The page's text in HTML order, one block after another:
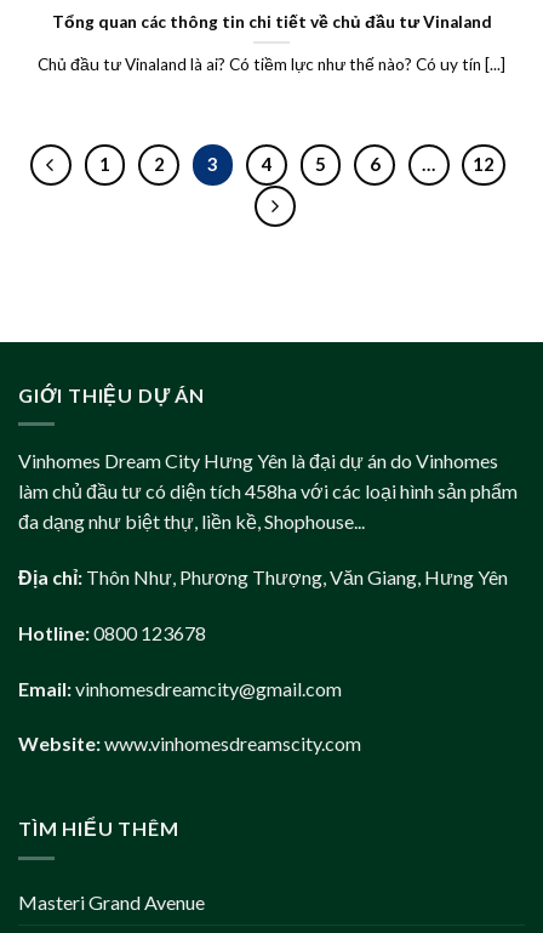
Tổng quan các thông tin chi tiết về chủ đầu tư Vinaland
Chủ đầu tư Vinaland là ai? Có tiềm lực như thế nào? Có uy tín [...]
1 2 3 4 5 6 … 12
GIỚI THIỆU DỰ ÁN
Vinhomes Dream City Hưng Yên là đại dự án do Vinhomes
làm chủ đầu tư có diện tích 458ha với các loại hình sản phẩm
đa dạng như biệt thự, liền kề, Shophouse...
Địa chỉ: Thôn Như, Phương Thượng, Văn Giang, Hưng Yên
Hotline:0800 123678
Email:vinhomesdreamcity@gmail.com
Website:www.vinhomesdreamscity.com
TÌM HIỂU THÊM
Masteri Grand Avenue